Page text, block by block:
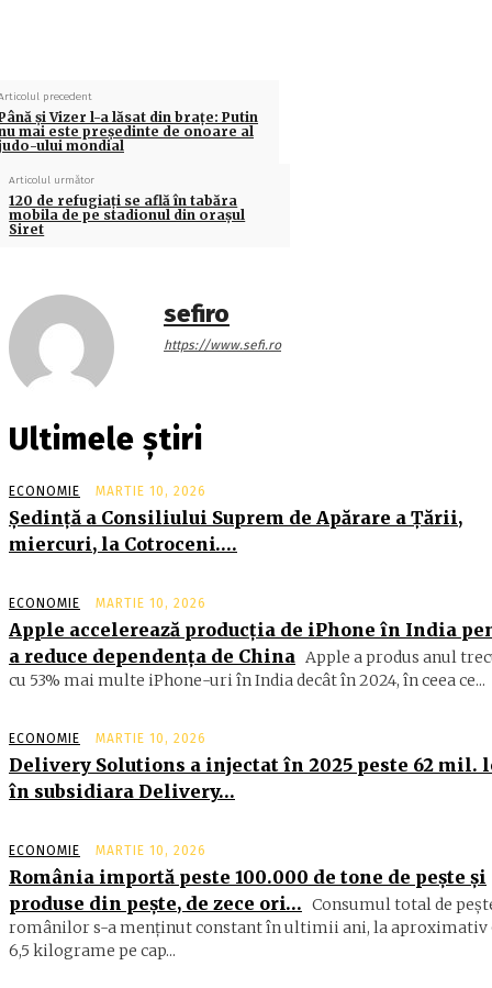
precedent
și Vizer l-a lăsat din brațe: Putin
mai este președinte de onoare al
ului mondial
Articolul următor
120 de refugiaţi se află în tabăra
mobila de pe stadionul din oraşul
Siret
sefiro
https://www.sefi.ro
Ultimele știri
ECONOMIE MARTIE 10, 2026
Şedinţă a Consiliului Suprem de Apărare a Ţării,
miercuri, la Cotroceni….
ECONOMIE MARTIE 10, 2026
Apple accelerează producția de iPhone în India
a reduce dependența de China Apple a produs anul
cu 53% mai multe iPhone-uri în India decât în 2024, în ceea ce...
ECONOMIE MARTIE 10, 2026
Delivery Solutions a injectat în 2025 peste 62 mil.
în subsidiara Delivery…
ECONOMIE MARTIE 10, 2026
România importă peste 100.000 de tone de peşte şi
produse din peşte, de zece ori… Consumul total de
ro­mâ­nilor s-a menţinut constant în ul­timii ani, la aproximativ
6,5 ki­lograme pe cap...